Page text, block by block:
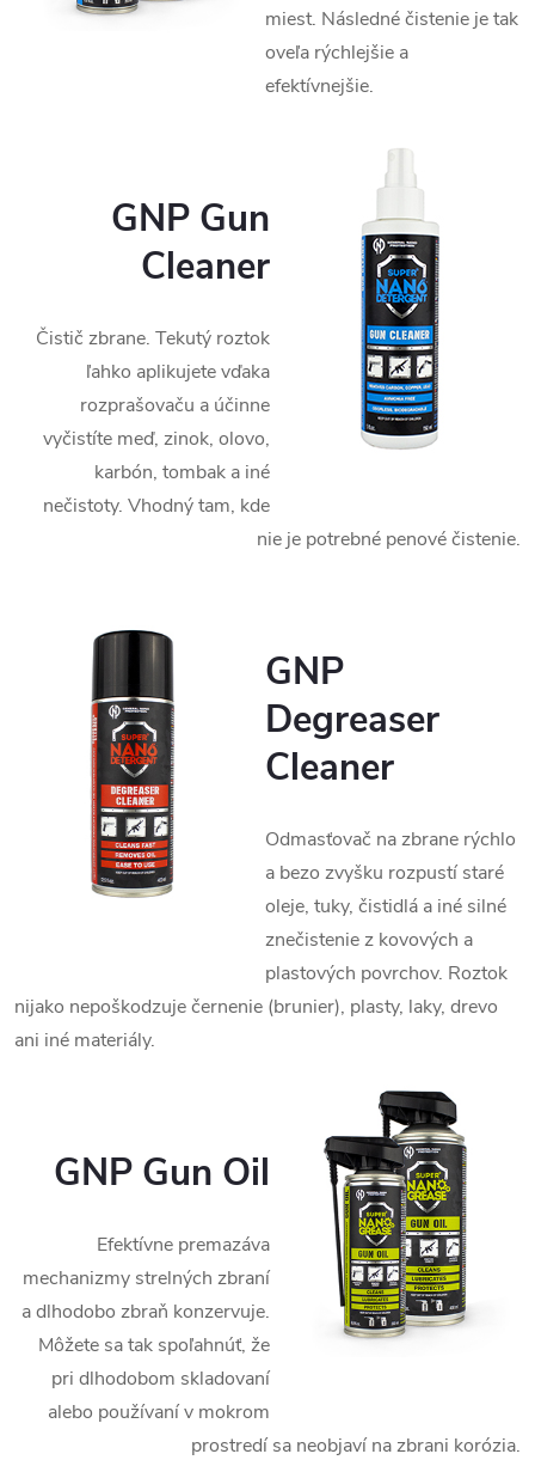
miest. Následné čistenie je tak
oveľa rýchlejšie a
efektívnejšie.
GNP Gun
Cleaner
Čistič zbrane. Tekutý roztok
ľahko aplikujete vďaka
rozprašovaču a účinne
vyčistíte meď, zinok, olovo,
karbón, tombak a iné
nečistoty. Vhodný tam, kde
nie je potrebné penové čistenie.
GNP
Degreaser
Cleaner
Odmasťovač na zbrane rýchlo
a bezo zvyšku rozpustí staré
oleje, tuky, čistidlá a iné silné
znečistenie z kovových a
plastových povrchov. Roztok
nijako nepoškodzuje černenie (brunier), plasty, laky, drevo
ani iné materiály.
GNP Gun Oil
Efektívne premazáva
mechanizmy strelných zbraní
a dlhodobo zbraň konzervuje.
Môžete sa tak spoľahnúť, že
pri dlhodobom skladovaní
alebo používaní v mokrom
prostredí sa neobjaví na zbrani korózia.